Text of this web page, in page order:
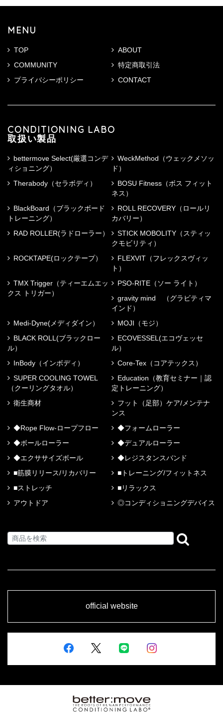
MENU
TOP
ABOUT
COMMUNITY
特定商取引法
プライバシーポリシー
CONTACT
CONDITIONING LABO
取扱い製品
bettermove Select(厳選コンデ
ィショニング）
WeckMethod（ウェックメソッ
ド）
Therabody（セラボディ）
BOSU Fitness（ボス フィット
ネス）
BlackBoard（ブラックボード
トレーニング）
ROLL RECOVERY（ロールリ
カバリー）
RAD ROLLER(ラドローラー）
STICK MOBOLITY（スティッ
クモビリティ）
ROCKTAPE(ロックテープ）
FLEXVIT（フレックスヴィッ
ト）
TMX Trigger（ティーエムエッ
クス トリガー）
PSO-RITE（ソー ライト）
gravity mind （グラビティマ
インド）
Medi-Dyne(メディダイン）
MOJI（モジ）
BLACK ROLL(ブラックロー
ル）
ECOVESSEL(エコヴェッセ
ル）
InBody（インボディ）
Core-Tex（コアテックス）
SUPER COOLING TOWEL
（クーリングタオル）
Education（教育セミナー｜認
定トレーニング）
衛生商材
フット（足部）ケア/メンテナ
ンス
◆Rope Flow-ロープフロー
◆フォームローラー
◆ボールローラー
◆デュアルローラー
◆エクササイズボール
◆レジスタンスバンド
■筋膜リリース/リカバリー
■トレーニング/フィットネス
■ストレッチ
■リラックス
アウトドア
◎コンディショニングデバイス
official website